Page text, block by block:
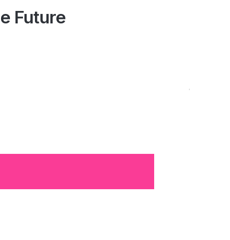
Future
Matrix -